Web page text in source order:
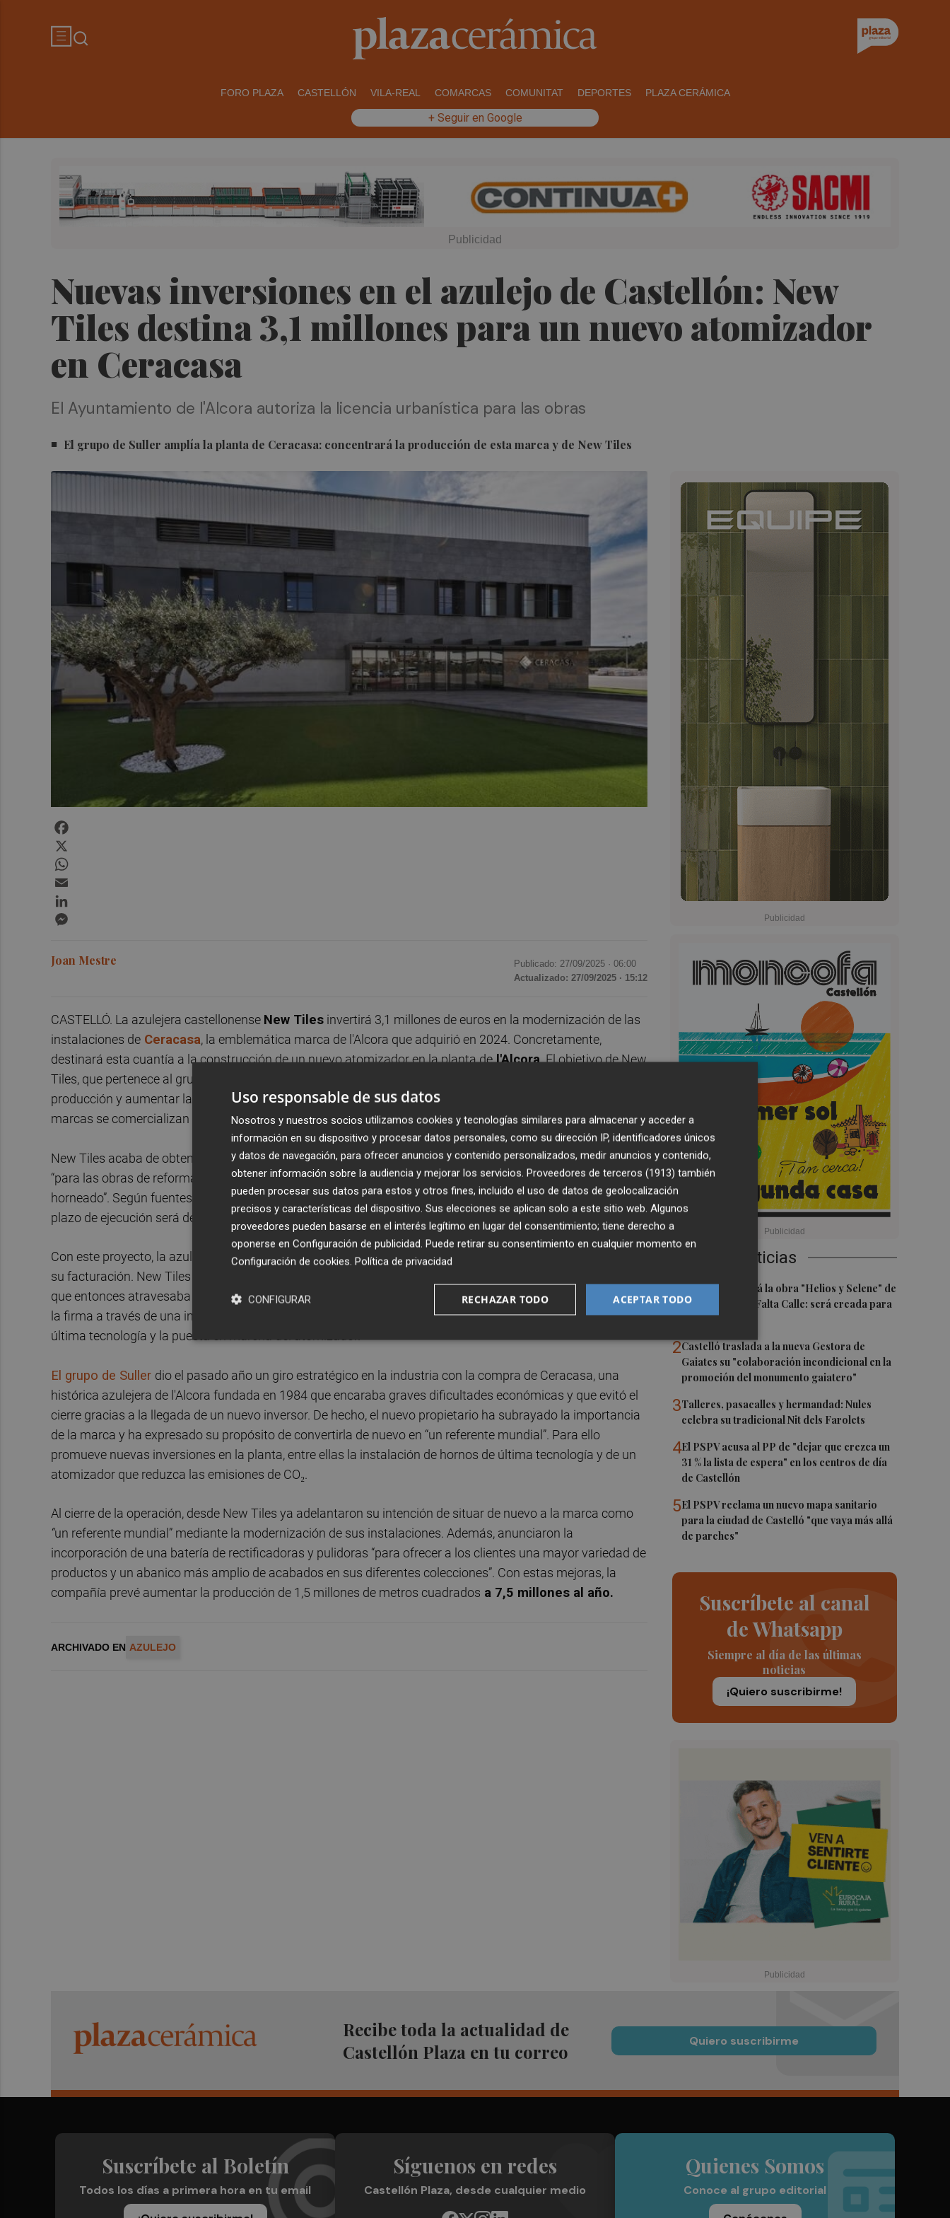
FORO PLAZA CASTELLÓN VILA-REAL COMARCAS COMUNITAT DEPORTES PLAZA CERÁMICA
+ Seguir en Google
Nuevas inversiones en el azulejo de Castellón: New
Tiles destina 3,1 millones para un nuevo atomizador
en Ceracasa
El Ayuntamiento de l'Alcora autoriza la licencia urbanística para las obras
El grupo de Suller amplía la planta de Ceracasa: concentrará la producción de esta marca y de New Tiles
Últimas Noticias
1Castelló acogerá la obra "Helios y Selene" de
la compañía Te Falta Calle: será creada para
el eclipse
2Castelló traslada a la nueva Gestora de
Gaiates su "colaboración incondicional en la
promoción del monumento gaiatero"
3Talleres, pasacalles y hermandad: Nules
celebra su tradicional Nit dels Farolets
4El PSPV acusa al PP de "dejar que crezca un
31 % la lista de espera" en los centros de día
de Castellón
5El PSPV reclama un nuevo mapa sanitario
para la ciudad de Castelló "que vaya más allá
de parches"
Suscríbete al canal
de Whatsapp
Siempre al día de las últimas
noticias
¡Quiero suscribirme!
Joan Mestre Publicado: 27/09/2025 · 06:00
Actualizado: 27/09/2025 · 15:12
CASTELLÓ. La azulejera castellonense New Tiles invertirá 3,1 millones de euros en la modernización de las
instalaciones de Ceracasa, la emblemática marca de l'Alcora que adquirió en 2024. Concretamente,
destinará esta cuantía a la construcción de un nuevo atomizador en la planta del'Alcora. El objetivo de New
Tiles, que pertenece al grupo empresarial de Samuel Suller (Asunosa), es concentrar en este punto toda la
producción y aumentar la capacidad hasta los 18 millones de metros cuadrados. Por el momento, ambas
marcas se comercializan por separado.
New Tiles acaba de obtener de la Junta de Gobierno delAyuntamiento de l’Alcorala licencia urbanística
“para las obras de reforma y ampliación de su industria de fabricación de productos cerámicos mediante
horneado”. Según fuentes municipales, el presupuesto del atomizador asciende a 3,1 millones de euros y el
plazo de ejecución será de 12 meses.
Con este proyecto, la azulejera prosigue con su plan de inversiones enCeracasa
su facturación. New Tiles asumió la gestión de la marca en 2024 y garantizó la continuidad de una empresa
que entonces atravesaba una complicada situación económica. Los nuevos propietarios pretenden reflotar
la firma a través de una inversión que contempla la adecuación de la fábrica, la instalación de hornos de
última tecnología y la puesta en marcha del atomizador.
El grupo de Suller dio el pasado año un giro estratégico en la industria con la compra de Ceracasa, una
histórica azulejera de l'Alcora fundada en 1984 que encaraba graves dificultades económicas y que evitó el
cierre gracias a la llegada de un nuevo inversor. De hecho, el nuevo propietario ha subrayado la importancia
de la marca y ha expresado su propósito de convertirla de nuevo en “un referente mundial”. Para ello
promueve nuevas inversiones en la planta, entre ellas la instalación de hornos de última tecnología y de un
atomizador que reduzca las emisiones de CO₂.
Al cierre de la operación, desde New Tiles ya adelantaron su intención de situar de nuevo a la marca como
“un referente mundial” mediante la modernización de sus instalaciones. Además, anunciaron la
incorporación de una batería de rectificadoras y pulidoras “para ofrecer a los clientes una mayor variedad de
productos y un abanico más amplio de acabados en sus diferentes colecciones”. Con estas mejoras, la
compañía prevé aumentar la producción de 1,5 millones de metros cuadrados a 7,5 millones al año.
ARCHIVADO EN AZULEJO
Recibe toda la actualidad de
Castellón Plaza en tu correo
Quiero suscribirme
Suscríbete al Boletín
Todos los días a primera hora en tu email
Síguenos en redes
Castellón Plaza, desde cualquier medio
Quienes Somos
Conoce al grupo editorial
Uso responsable de sus datos
Nosotros y nuestros socios utilizamos cookies y tecnologías similares para almacenar y acceder a
información en su dispositivo y procesar datos personales, como su dirección IP, identificadores únicos
y datos de navegación, para ofrecer anuncios y contenido personalizados, medir anuncios y contenido,
obtener información sobre la audiencia y mejorar los servicios. Proveedores de terceros (1913) también
pueden procesar sus datos para estos y otros fines, incluido el uso de datos de geolocalización
precisos y características del dispositivo. Sus elecciones se aplican solo a este sitio web. Algunos
proveedores pueden basarse en el interés legítimo en lugar del consentimiento; tiene derecho a
oponerse en Configuración de publicidad. Puede retirar su consentimiento en cualquier momento en
Configuración de cookies. Política de privacidad
ACEPTAR TODO
RECHAZAR TODO
CONFIGURAR